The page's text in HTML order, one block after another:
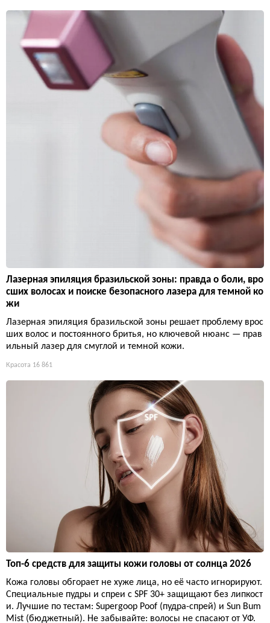
Лазерная эпиляция бразильской зоны: правда о боли, вро
сших волосах и поиске безопасного лазера для темной ко
жи
Лазерная эпиляция бразильской зоны решает проблему врос
ших волос и постоянного бритья, но ключевой нюанс — прав
ильный лазер для смуглой и темной кожи.
Красота 16 861
Топ-6 средств для защиты кожи головы от солнца 2026
Кожа головы обгорает не хуже лица, но её часто игнорируют.
Специальные пудры и спреи с SPF 30+ защищают без липкост
и. Лучшие по тестам: Supergoop Poof (пудра-спрей) и Sun Bum
Mist (бюджетный). Не забывайте: волосы не спасают от УФ.